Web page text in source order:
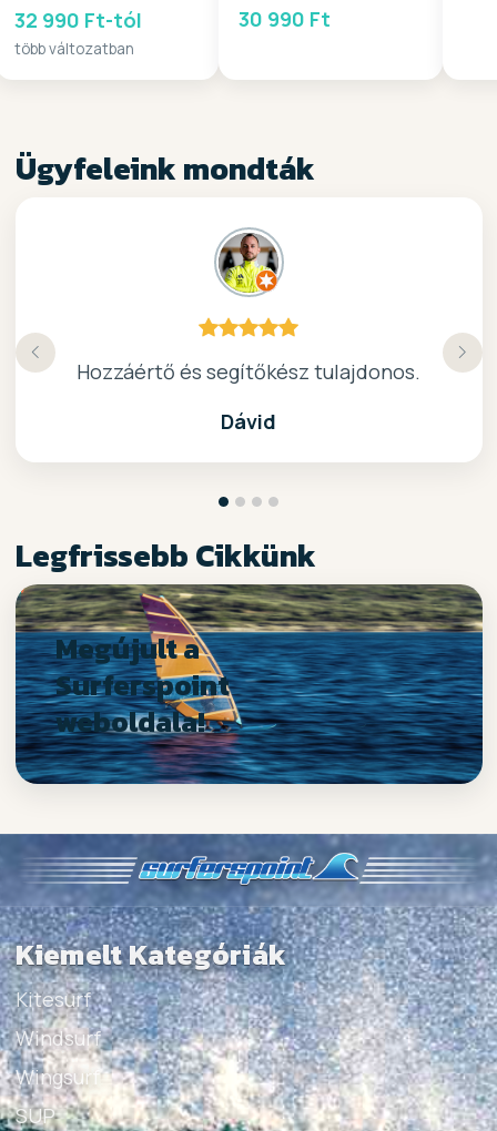
32 990 Ft-tól
több változatban
30 990 Ft
Ügyfeleink mondták
Hozzáértő és segítőkész tulajdonos.
Dávid
kiváló surf-ös bolt .. ajánlom!
Nagyon kedves elado, jo kis bolt :)
Köszönöm a gyors, barátságos kiszolgálast.
Legfrissebb Cikkünk
Megújult a
Surferspoint
weboldala!
Kiemelt Kategóriák
Kitesurf
Windsurf
Wingsurf
SUP